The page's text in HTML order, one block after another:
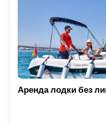
Аренда лодки без